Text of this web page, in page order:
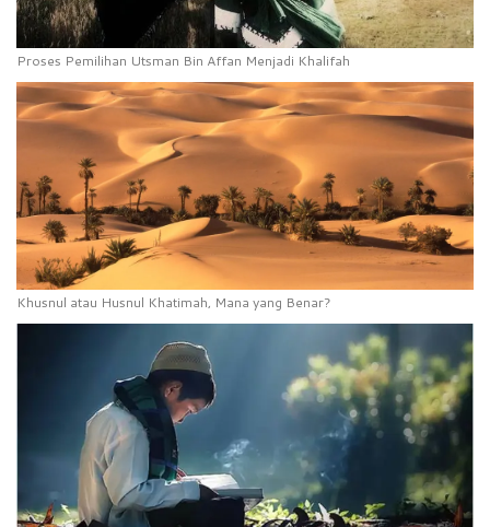
Proses Pemilihan Utsman Bin Affan Menjadi Khalifah
Khusnul atau Husnul Khatimah, Mana yang Benar?